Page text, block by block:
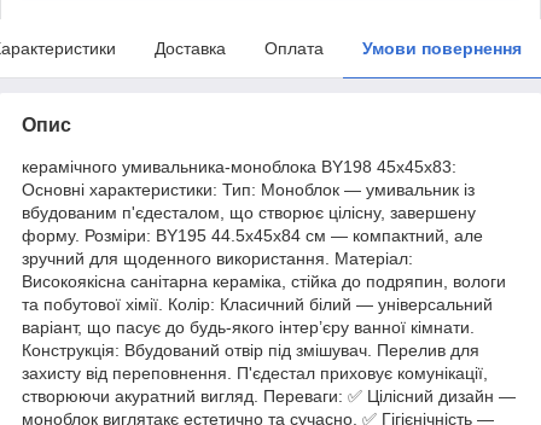
Доставка Оплата Умови повернення
Опис
керамічного умивальника-моноблока BY198 45x45x83:
Основні характеристики: Тип: Моноблок — умивальник із
вбудованим п'єдесталом, що створює цілісну, завершену
форму. Розміри: BY195 44.5x45x84 см — компактний, але
зручний для щоденного використання. Матеріал:
Високоякісна санітарна кераміка, стійка до подряпин, вологи
та побутової хімії. Колір: Класичний білий — універсальний
варіант, що пасує до будь-якого інтер’єру ванної кімнати.
Конструкція: Вбудований отвір під змішувач. Перелив для
захисту від переповнення. П'єдестал приховує комунікації,
створюючи акуратний вигляд. Переваги: ✅ Цілісний дизайн —
моноблок виглятакє естетично та сучасно. ✅ Гігієнічність —